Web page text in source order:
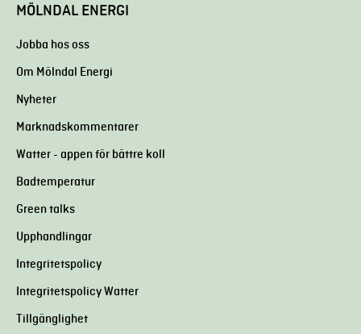
MÖLNDAL ENERGI
Jobba hos oss
Om Mölndal Energi
Nyheter
Marknadskommentarer
Watter - appen för bättre koll
Badtemperatur
Green talks
Upphandlingar
Integritetspolicy
Integritetspolicy Watter
Tillgänglighet